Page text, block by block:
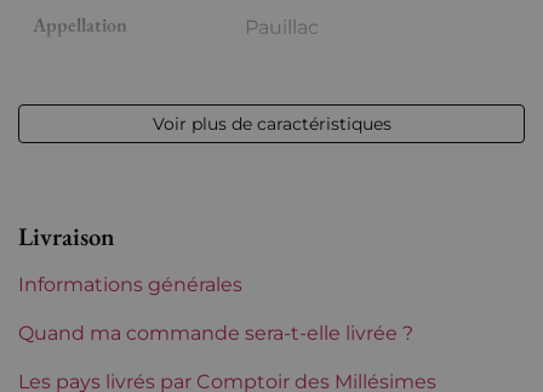
Appellation Pauillac
Etiquette Légèrement abîmée
Tranche de prix De 50 à 80 €
Voir plus de caractéristiques
Livraison
Informations générales
Quand ma commande sera-t-elle livrée ?
Les pays livrés par Comptoir des Millésimes